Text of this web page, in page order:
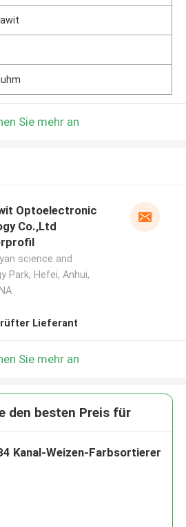
Sie mehr an
Optoelectronic
Co.,Ltd
science and
Park, Hefei, Anhui,
Lieferant
Sie mehr an
den besten Preis für
Kanal-Weizen-Farbsortierer